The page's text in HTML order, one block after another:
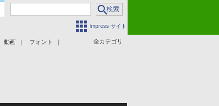
Impress サイト
全カテゴリ
動画 フォント